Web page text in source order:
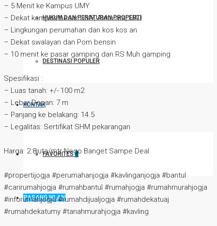
HUKUM DAN PERATURAN PROPERTI
DESTINASI POPULER
KONTAK
FAVORITES0
PASANG IKLAN
– 5 Menit ke Kampus UMY
– Dekat kampus besar UMY, Alma ata, UAJ
– Lingkungan perumahan dan kos kos an
– Dekat swalayan dan Pom bensin
– 10 menit ke pasar gamping dan RS Muh gamping
Spesifikasi :
– Luas tanah: +/- 100 m2
– Lebar Depan: 7 m
– Panjang ke belakang: 14.5
– Legalitas: Sertifikat SHM pekarangan
Harga: 2.8juta/mtr Nego Banget Sampe Deal
#propertijogja #perumahanjogja #kavlinganjogja #bantul
#carirumahjogja #rumahbantul #rumahjogja #rumahmurahjogja
#inforumahjogja #rumahdijualjogja #rumahdekatuaj
#rumahdekatumy #tanahmurahjogja #kavling